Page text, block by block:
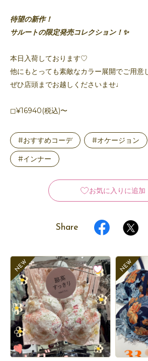
待望の新作！
サルートの限定発売コレクション！✨
本日入荷しております♡
他にもとっても素敵なカラー展開でご用意
ぜひ店頭までお越しくださいませ♩
◻︎¥16940(税込)〜
#おすすめコーデ #オケージョン
#インナー
お気に入りに追加
Share